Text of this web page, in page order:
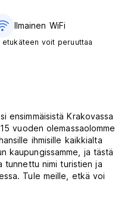
Ilmainen WiFi
voit peruuttaa
ensimmäisistä Krakovassa
vuoden olemassaolomme
ihmisille kaikkialta
kaupungissamme, ja tästä
tunnettu nimi turistien ja
Tule meille, etkä voi